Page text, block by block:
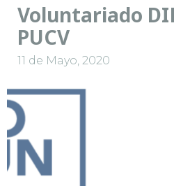
Voluntariado
PUCV
11 de Mayo, 2020